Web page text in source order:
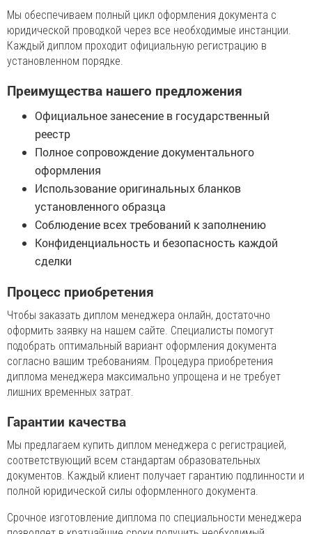
Мы обеспечиваем полный цикл оформления документа с
юридической проводкой через все необходимые инстанции.
Каждый диплом проходит официальную регистрацию в
установленном порядке.
Преимущества нашего предложения
Официальное занесение в государственный
реестр
Полное сопровождение документального
оформления
Использование оригинальных бланков
установленного образца
Соблюдение всех требований к заполнению
Конфиденциальность и безопасность каждой
сделки
Процесс приобретения
Чтобы заказать диплом менеджера онлайн, достаточно
оформить заявку на нашем сайте. Специалисты помогут
подобрать оптимальный вариант оформления документа
согласно вашим требованиям. Процедура приобретения
диплома менеджера максимально упрощена и не требует
лишних временных затрат.
Гарантии качества
Мы предлагаем купить диплом менеджера с регистрацией,
соответствующий всем стандартам образовательных
документов. Каждый клиент получает гарантию подлинности и
полной юридической силы оформленного документа.
Срочное изготовление диплома по специальности менеджера